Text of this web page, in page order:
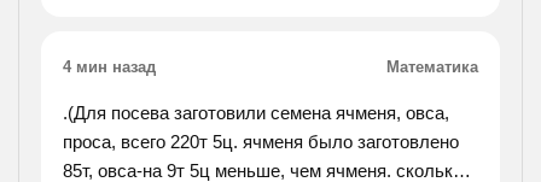
4 мин назад Математика
.(Для посева заготовили семена ячменя, овса,
проса, всего 220т 5ц. ячменя было заготовлено
85т, овса-на 9т 5ц меньше, чем ячменя. сколько